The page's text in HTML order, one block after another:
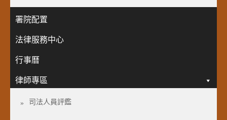
署院配置
法律服務中心
行事曆
律師專區
司法人員評鑑